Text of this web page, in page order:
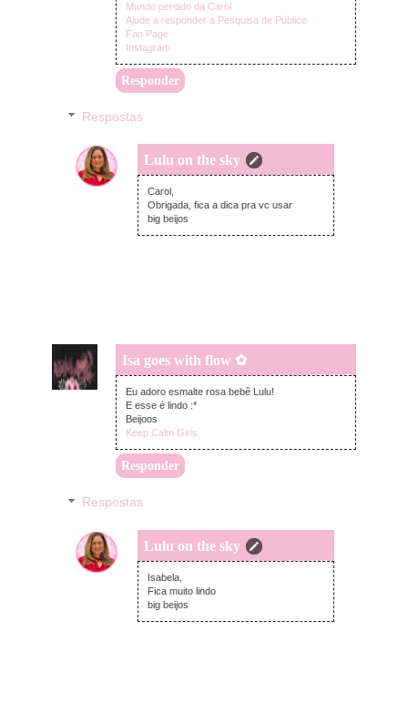
Mundo perdido da Carol
Ajude a responder a Pesquisa de Público
Fan Page
Instagram
Responder
Respostas
Lulu on the sky
quinta-feira, abril 06, 2017
Carol,
Obrigada, fica a dica pra vc usar
big beijos
Isa goes with flow ✿
quarta-feira, abril 05, 2017
Eu adoro esmalte rosa bebê Lulu!
E esse é lindo :*
Beijoos
Keep Calm Girls
Responder
Respostas
Lulu on the sky
quinta-feira, abril 06, 2017
Isabela,
Fica muito lindo
big beijos